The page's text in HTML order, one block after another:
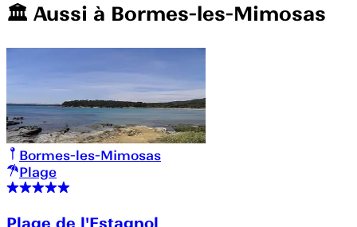
🏛️️ Aussi à Bormes-les-Mimosas
Bormes-les-Mimosas
Plage
Plage de l'Estagnol